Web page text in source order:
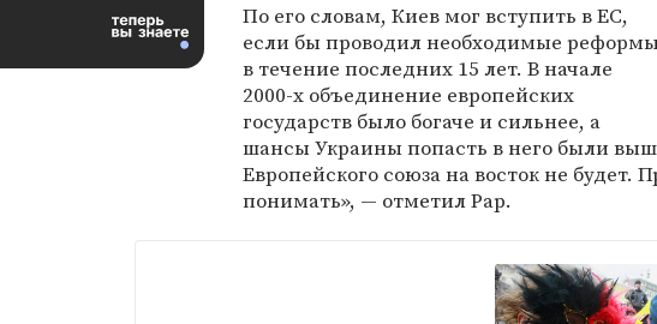
По его словам, Киев мог вступить в ЕС,
если бы проводил необходимые
в течение последних 15 лет. В начале
2000-х объединение европейских
государств было богаче и сильнее, а
шансы Украины попасть в него были
Европейского союза на восток не будет.
понимать», — отметил Рар.